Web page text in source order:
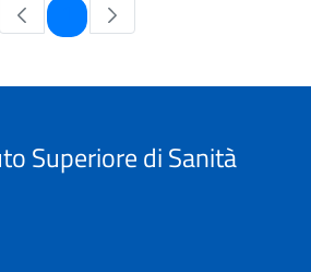
Pagina
Superiore di Sanità